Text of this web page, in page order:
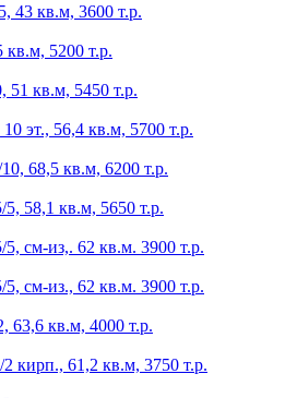
43 кв.м, 3600 т.р.
кв.м, 5200 т.р.
51 кв.м, 5450 т.р.
эт., 56,4 кв.м, 5700 т.р.
68,5 кв.м, 6200 т.р.
58,1 кв.м, 5650 т.р.
см-из,. 62 кв.м. 3900 т.р.
см-из., 62 кв.м. 3900 т.р.
63,6 кв.м, 4000 т.р.
кирп., 61,2 кв.м, 3750 т.р.